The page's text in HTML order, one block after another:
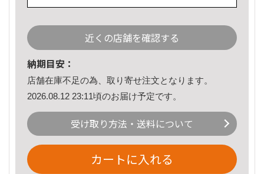
近くの店舗を確認する
納期目安：
店舗在庫不足の為、取り寄せ注文となります。
2026.08.12 23:11頃のお届け予定です。
受け取り方法・送料について
カートに入れる